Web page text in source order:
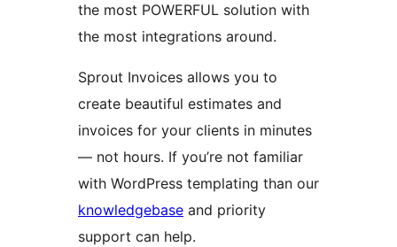
the most POWERFUL solution with
the most integrations around.
Sprout Invoices allows you to
create beautiful estimates and
invoices for your clients in minutes
— not hours. If you’re not familiar
with WordPress templating than our
knowledgebase and priority
support can help.